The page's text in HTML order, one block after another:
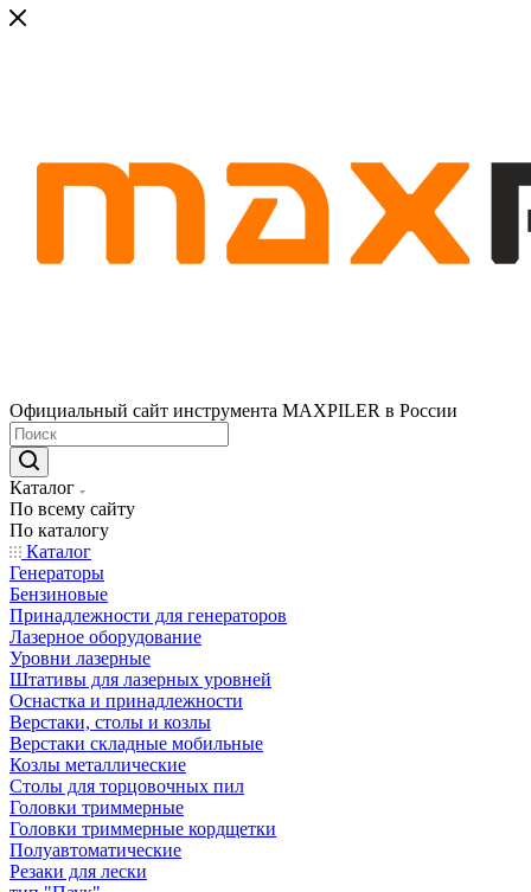
Официальный сайт инструмента MAXPILER в России
Каталог
По всему сайту
По каталогу
Каталог
Генераторы
Бензиновые
Принадлежности для генераторов
Лазерное оборудование
Уровни лазерные
Штативы для лазерных уровней
Оснастка и принадлежности
Верстаки, столы и козлы
Верстаки складные мобильные
Козлы металлические
Столы для торцовочных пил
Головки триммерные
Головки триммерные кордщетки
Полуавтоматические
Резаки для лески